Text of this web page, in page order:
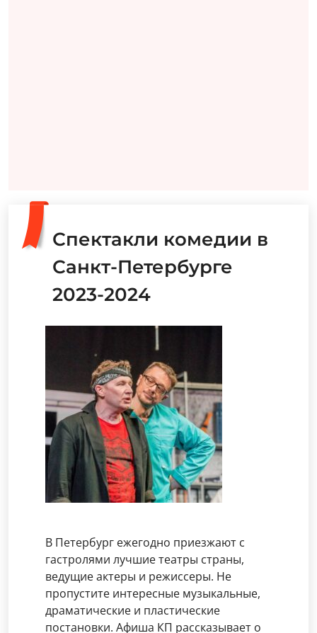
Спектакли комедии в
Санкт-Петербурге
2023-2024
В Петербург ежегодно приезжают с
гастролями лучшие театры страны,
ведущие актеры и режиссеры. Не
пропустите интересные музыкальные,
драматические и пластические
постановки. Афиша КП рассказывает о